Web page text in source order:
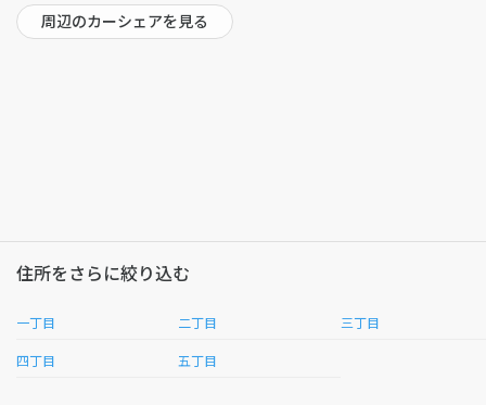
周辺のカーシェアを見る
住所をさらに絞り込む
一丁目 二丁目 三丁目
四丁目 五丁目